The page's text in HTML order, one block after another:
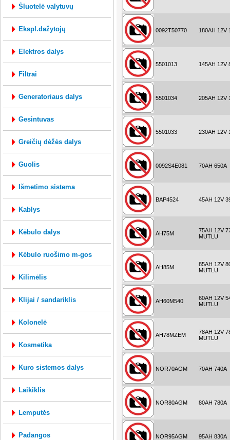
šluotelė valytuvų
ekspl.dažytojų
elektros dalys
filtrai
generatoriaus dalys
gesintuvas
greičių dėžės dalys
guolis
išmetimo sistema
kablys
kėbulo dalys
kėbulo ruošimo m-gos
kilimėlis
klijai / sandariklis
kolonelė
kosmetika
kuro sistemos dalys
laikiklis
lemputės
padangos
0092T50770 180AH 12V
5501013 145AH 12V
5501034 205AH 12V
5501033 230AH 12V
0092S4E081 70AH 650A
BAP4524 45AH 12V
AH75M
75AH 12V
MUTLU
AH85M
85AH 12V
MUTLU
AH60M540
60AH 12V
MUTLU
AH78MZEM
78AH 12V
MUTLU
NOR70AGM 70AH 740A
NOR80AGM 80AH 780A
NOR95AGM 95AH 830A